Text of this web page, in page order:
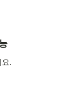
요.